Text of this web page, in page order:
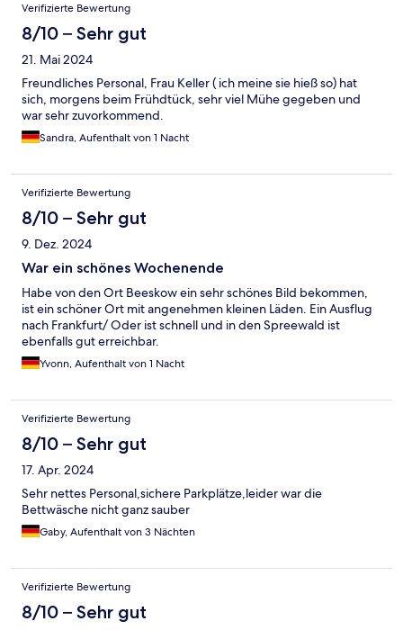
Verifizierte Bewertung
8/10 – Sehr gut
21. Mai 2024
Freundliches Personal, Frau Keller ( ich meine sie hieß so) hat
sich, morgens beim Frühdtück, sehr viel Mühe gegeben und
war sehr zuvorkommend.
Sandra, Aufenthalt von 1 Nacht
Verifizierte Bewertung
8/10 – Sehr gut
9. Dez. 2024
War ein schönes Wochenende
Habe von den Ort Beeskow ein sehr schönes Bild bekommen,
ist ein schöner Ort mit angenehmen kleinen Läden. Ein Ausflug
nach Frankfurt/ Oder ist schnell und in den Spreewald ist
ebenfalls gut erreichbar.
Yvonn, Aufenthalt von 1 Nacht
Verifizierte Bewertung
8/10 – Sehr gut
17. Apr. 2024
Sehr nettes Personal,sichere Parkplätze,leider war die
Bettwäsche nicht ganz sauber
Gaby, Aufenthalt von 3 Nächten
Verifizierte Bewertung
8/10 – Sehr gut